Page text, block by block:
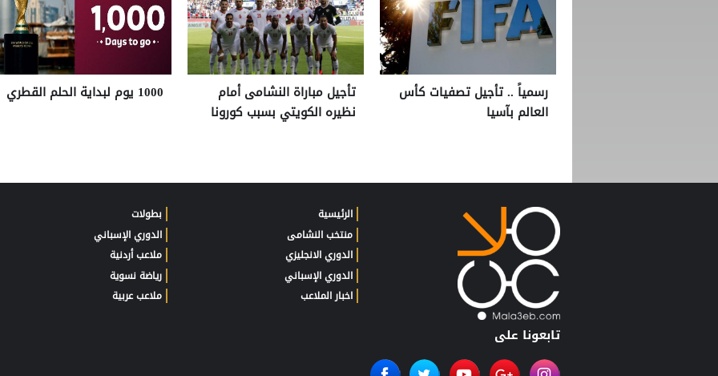
رسمياً .. تأجيل تصفيات كأس
العالم بآسيا
تأجيل مباراة النشامى أمام
نظيره الكويتي بسبب كورونا
1000 يوم لبداية الحلم القطري
تابعونا على
الرئيسية
منتخب النشامى
الدوري الانجليزي
الدوري الإسباني
اخبار الملاعب
بطولات
الدوري الإسباني
ملاعب أردنية
رياضة نسوية
ملاعب عربية